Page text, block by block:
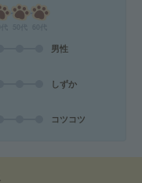
男性
しずか
コツコツ